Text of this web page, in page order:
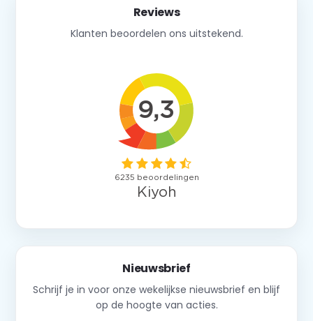
Reviews
Klanten beoordelen ons uitstekend.
Nieuwsbrief
Schrijf je in voor onze wekelijkse nieuwsbrief en blijf
op de hoogte van acties.